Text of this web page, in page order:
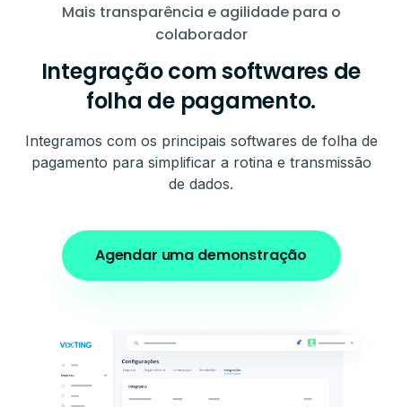
Mais transparência e agilidade para o
colaborador
Integração com softwares de
folha de pagamento.
Integramos com os principais softwares de folha de
pagamento para simplificar a rotina e transmissão
de dados.
Agendar uma demonstração